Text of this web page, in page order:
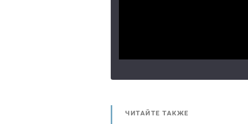
ЧИТАЙТЕ ТАКЖЕ